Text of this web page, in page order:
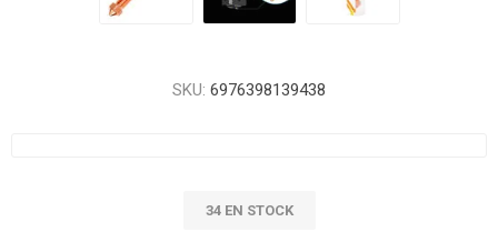
SKU: 6976398139438
34 EN STOCK